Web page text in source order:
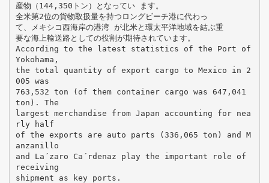
産物（144,350トン）となってい ます。
全米第2位の貨物取扱量を持つロングビーチ港に代わっ
て、メキシコ西海岸の港湾 が北米と環太平洋地域を結ぶ重
要な海上輸送路としての役割が期待されています。
According to the latest statistics of the Port of
Yokohama,
the total quantity of export cargo to Mexico in 2
005 was
763,532 ton (of them container cargo was 647,041
ton). The
largest merchandise from Japan accounting for nea
rly half
of the exports are auto parts (336,065 ton) and M
anzanillo
and La´zaro Ca´rdenaz play the important role of
receiving
shipment as key ports.